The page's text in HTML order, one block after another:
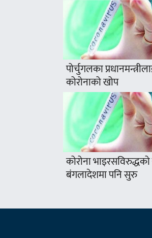
पोर्चुगलका
कोरोनाको खोप
कोरोना
बंगलादेशमा पनि सुरु